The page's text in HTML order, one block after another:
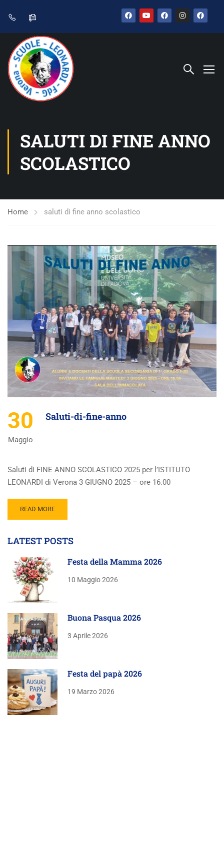
SALUTI DI FINE ANNO
SCOLASTICO
Home saluti di fine anno scolastico
30
Maggio
Saluti-di-fine-anno
Saluti di FINE ANNO SCOLASTICO 2025 per l’ISTITUTO
LEONARDI di Verona 3 GIUGNO 2025 – ore 16.00
READ MORE
LATEST POSTS
Festa della Mamma 2026
10 Maggio 2026
Buona Pasqua 2026
3 Aprile 2026
Festa del papà 2026
19 Marzo 2026